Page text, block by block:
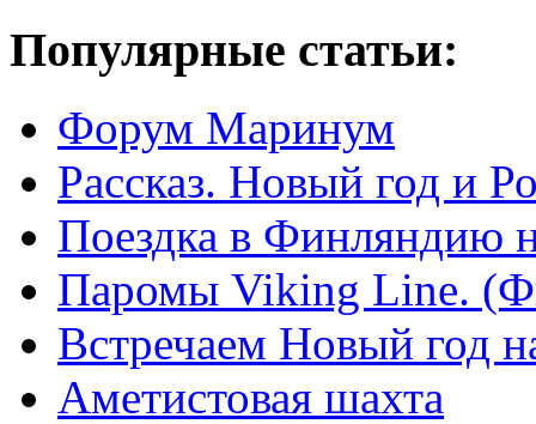
Популярные статьи:
Форум Маринум
Рассказ. Новый год и
Поездка в Финляндию
Паромы Viking Line.
Встречаем Новый год
Аметистовая шахта